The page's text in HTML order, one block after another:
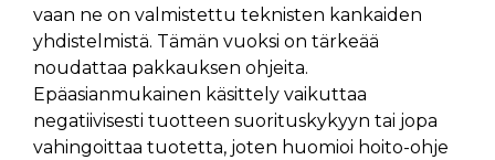
vaan ne on valmistettu teknisten kankaiden
yhdistelmistä. Tämän vuoksi on tärkeää
noudattaa pakkauksen ohjeita.
Epäasianmukainen käsittely vaikuttaa
negatiivisesti tuotteen suorituskykyyn tai jopa
vahingoittaa tuotetta, joten huomioi hoito-ohje